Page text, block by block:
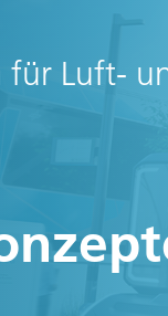
für Luft-